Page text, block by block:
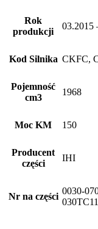
Rok
produkcji
03.2015
Kod Silnika CKFC,
Pojemność
cm3
1968
Moc KM 150
Producent
części
IHI
Nr na części
0030-